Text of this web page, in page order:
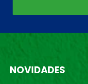
NOVIDADES